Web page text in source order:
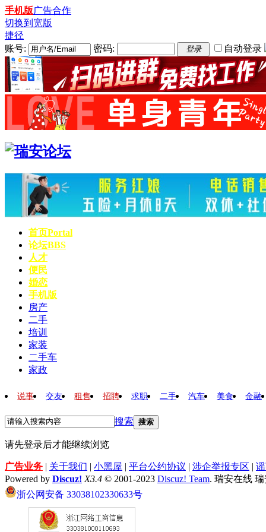
手机版广告合作
切换到宽版
捷径
账号:
密码: 登录 自动登录
首页Portal
论坛BBS
人才
便民
婚恋
手机版
房产
二手
培训
家装
二手车
家政
说事 交友 租售 招聘 求职 二手 汽车 美食 金融
搜索 搜索
请先登录后才能继续浏览
广告业务 | 关于我们 | 小黑屋 | 平台公约协议 | 涉企举报专区 |
Powered by Discuz! X3.4 © 2001-2023 Discuz! Team. 瑞安在线
浙公网安备 33038102330633号